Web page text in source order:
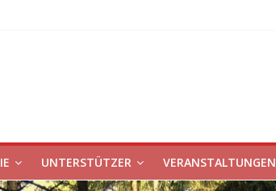
UNTERSTÜTZER VERANSTALTUNGEN